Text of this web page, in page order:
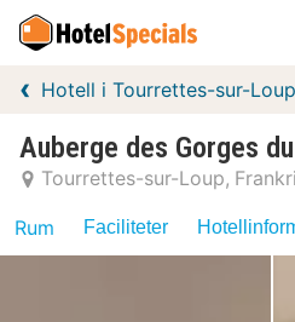
Hotell i Tourrettes-sur-Loup
Auberge des Gorges
Tourrettes-sur-Loup
Rum Faciliteter